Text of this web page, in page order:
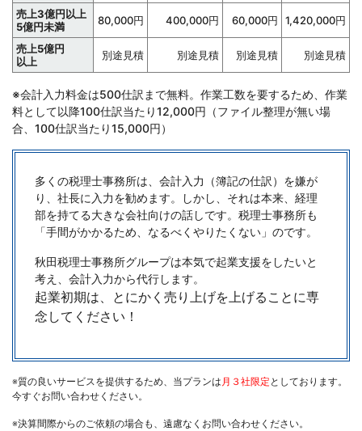
売上3億円以上
5億円未満
80,000円 400,000円 60,000円 1,420,000円
売上5億円
以上
別途見積 別途見積 別途見積 別途見積
※会計入力料金は500仕訳まで無料。作業工数を要するため、作業
料として以降100仕訳当たり12,000円（ファイル整理が無い場
合、100仕訳当たり15,000円）
多くの税理士事務所は、会計入力（簿記の仕訳）を嫌が
り、社長に入力を勧めます。しかし、それは本来、経理
部を持てる大きな会社向けの話しです。税理士事務所も
「手間がかかるため、なるべくやりたくない」のです。
秋田税理士事務所グループは本気で起業支援をしたいと
考え、会計入力から代行します。
起業初期は、とにかく売り上げを上げることに専
念してください！
※質の良いサービスを提供するため、当プランは 月３社限定 としております。
今すぐお問い合わせください。
※決算間際からのご依頼の場合も、遠慮なくお問い合わせください。